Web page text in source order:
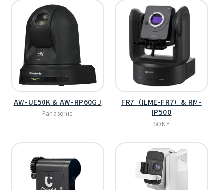
AW-UE50K & AW-RP60GJ
Panasonic
FR7（ILME-FR7）& RM-
IP500
SONY